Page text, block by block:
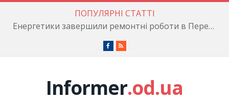
ПОПУЛЯРНІ СТАТТІ
Енергетики завершили ремонтні роботи в Пересипському районі
Facebook
RSS
Informer.od.ua